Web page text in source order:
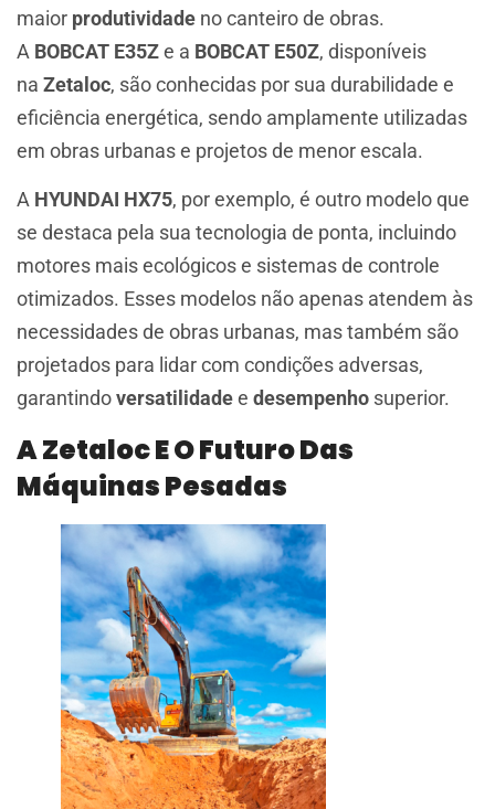
maior produtividade no canteiro de obras.
A BOBCAT E35Ze a BOBCAT E50Z, disponíveis
na Zetaloc, são conhecidas por sua durabilidade e
eficiência energética, sendo amplamente utilizadas
em obras urbanas e projetos de menor escala.
A HYUNDAI HX75, por exemplo, é outro modelo que
se destaca pela sua tecnologia de ponta, incluindo
motores mais ecológicos e sistemas de controle
otimizados. Esses modelos não apenas atendem às
necessidades de obras urbanas, mas também são
projetados para lidar com condições adversas,
garantindoversatilidadee desempenho superior.
A Zetaloc E O Futuro Das
Máquinas Pesadas